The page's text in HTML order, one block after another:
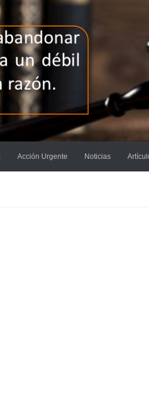
Acción Urgente Noticias